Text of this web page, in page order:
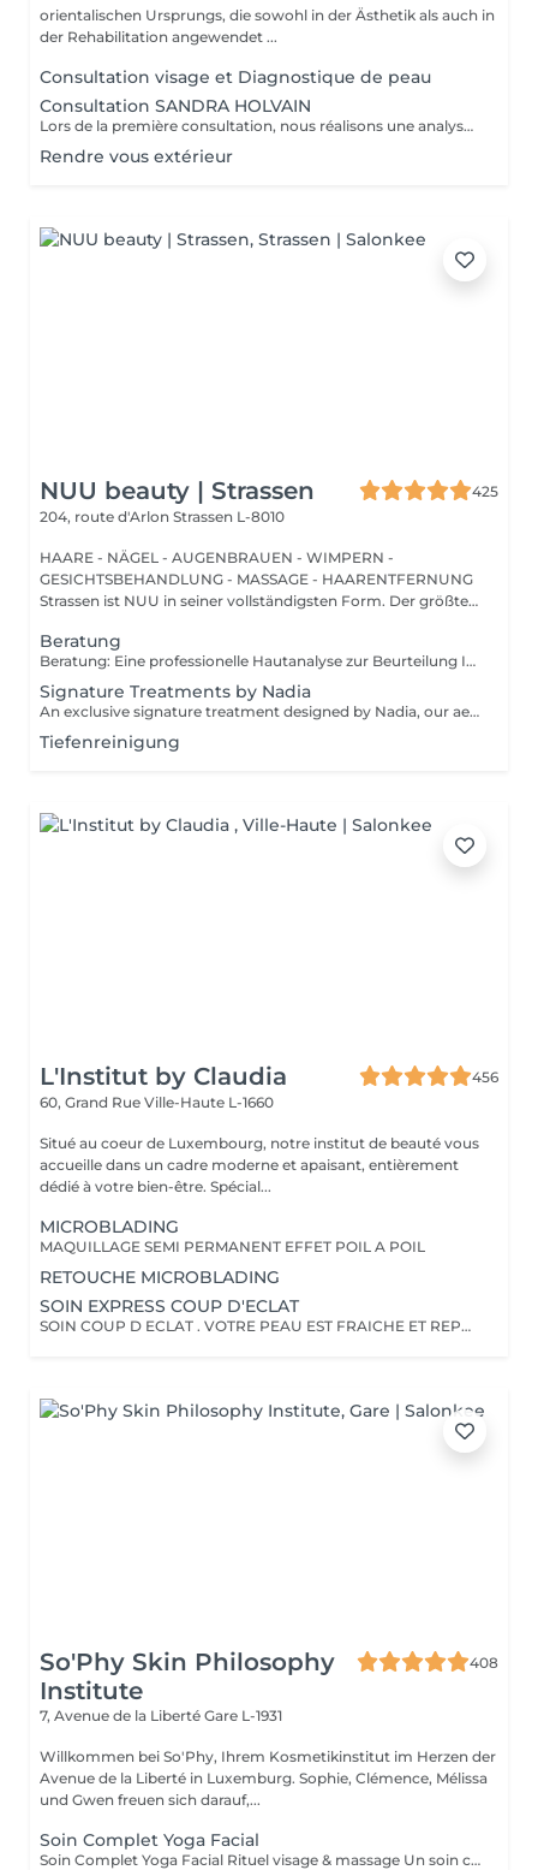
orientalischen Ursprungs, die sowohl in der Ästhetik als auch in
der Rehabilitation angewendet ...
Consultation visage et Diagnostique de peau
Consultation SANDRA HOLVAIN
Lors de la première consultation, nous réalisons une analyse personnalisée de votre peau et de votre routine cosmétique. Nous définissons ensuite un plan de traitement sur mesure, adapté à vos besoins et à vos objectifs.
Rendre vous extérieur
NUU beauty | Strassen
425
204, route d'Arlon Strassen L-8010
HAARE - NÄGEL - AUGENBRAUEN - WIMPERN -
GESICHTSBEHANDLUNG - MASSAGE - HAARENTFERNUNG
Strassen ist NUU in seiner vollständigsten Form. Der größte
Beratung
Beratung: Eine professionelle Hautanalyse zur Beurteilung Ihres Hautzustands, zur Besprechung Ihrer Hautbedürfnisse und zur Empfehlung der passenden Behandlungen sowie einer geeigneten Pflege für zu Hause. Beratung & Erste Behandlung: Eine professionelle Hautanalyse zur Beurteilung Ihres Hautzustands, zur Besprechung Ihrer Hautbedürfnisse und zur Empfehlung der passenden Behandlungen sowie einer geeigneten Pflege für zu Hause. Anschließend folgt eine individuell angepasste Behandlung, die auf die aktuellen Bedürfnisse Ihrer Haut abgestimmt ist. Der Preis hängt von der gewählten Behandlung ab.
Signature Treatments by Nadia
An exclusive signature treatment designed by Nadia, our aesthetician, for the delicate eye and neck area. It delivers intensive hydration and improves skin elasticity, helping to restore firmness, smoothness, and a visibly refreshed appearance. The treatment helps reduce the appearance of fine lines, provides a gentle brightening effect around the eyes, and creates a natural lifting result for a more rested and youthful look. Another combination is eye- and neck-intensive hydration with a full facial treatment. This combination is ideal for clients seeking full-face care and an instantly refreshed, healthy look.
Tiefenreinigung
L'Institut by Claudia
456
60, Grand Rue Ville-Haute L-1660
Situé au coeur de Luxembourg, notre institut de beauté vous
accueille dans un cadre moderne et apaisant, entièrement
dédié à votre bien-être. Spécial...
MICROBLADING
MAQUILLAGE SEMI PERMANENT EFFET POIL A POIL
RETOUCHE MICROBLADING
SOIN EXPRESS COUP D'ECLAT
SOIN COUP D ECLAT . VOTRE PEAU EST FRAICHE ET REPOSEE
So'Phy Skin Philosophy
Institute
408
7, Avenue de la Liberté Gare L-1931
Willkommen bei So'Phy, Ihrem Kosmetikinstitut im Herzen der
Avenue de la Liberté in Luxemburg. Sophie, Clémence, Mélissa
und Gwen freuen sich darauf,...
Soin Complet Yoga Facial
Soin Complet Yoga Facial Rituel visage & massage Un soin complet qui associe les étapes essentielles d'un soin du visage à la puissance du Massage Yoga Facial. Après un nettoyage en profondeur, une exfoliation et un travail ciblé de la peau, le massage vient stimuler les muscles, relancer les circulations et relâcher les tensions du visage. Ce rituel se poursuit par l'application de soins adaptés afin d'hydrater, rééquilibrer et révéler l'éclat naturel de votre peau. Le visage paraît plus lisse, plus lumineux et naturellement redessiné. Un soin idéal pour celles et ceux qui souhaitent allier efficacité, relaxation et résultats visibles. Comme chaque soin chez So'Phy, le protocole est adapté en fonction des besoins de votre peau.